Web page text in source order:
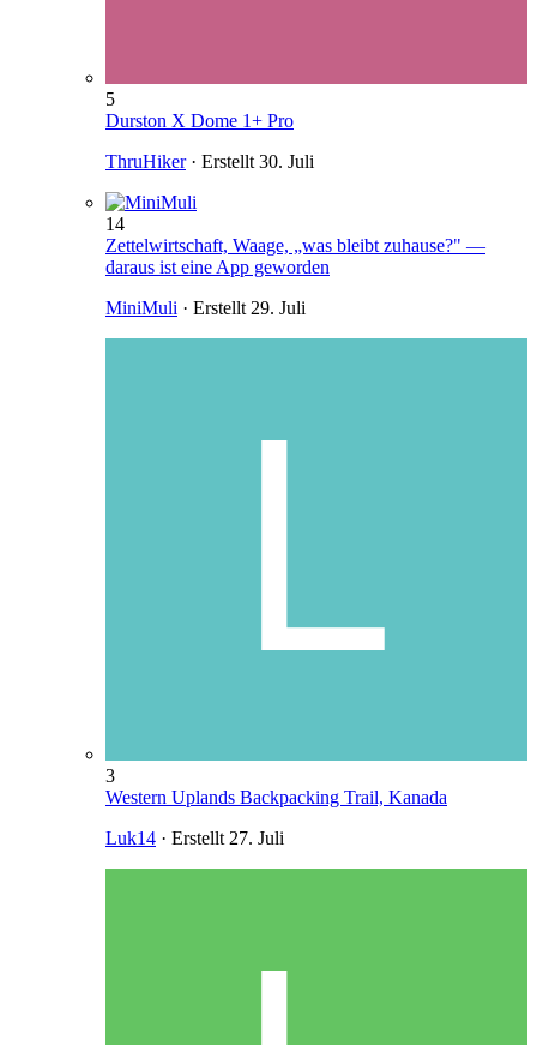
5
Durston X Dome 1+ Pro
ThruHiker· Erstellt 30. Juli
14
Zettelwirtschaft, Waage, „was bleibt zuhause?" —
daraus ist eine App geworden
MiniMuli · Erstellt 29. Juli
3
Western Uplands Backpacking Trail, Kanada
Luk14 · Erstellt 27. Juli